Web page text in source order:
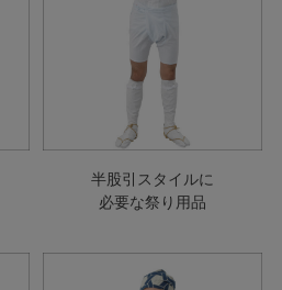
半股引スタイルに
必要な祭り用品